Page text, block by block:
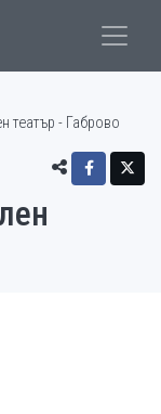
театър - Габрово